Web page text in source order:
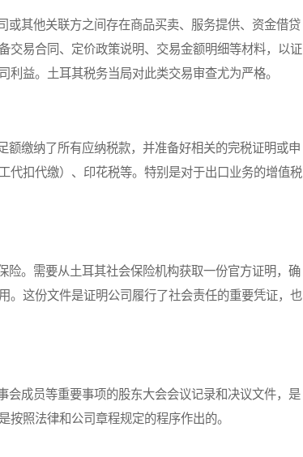
其他关联方之间存在商品买卖、服务提供、资金借贷
交易合同、定价政策说明、交易金额明细等材料，以证
益。土耳其税务当局对此类交易审查尤为严格。
缴纳了所有应纳税款，并准备好相关的完税证明或申
代扣代缴）、印花税等。特别是对于出口业务的增值税
。需要从土耳其社会保险机构获取一份官方证明，确
。这份文件是证明公司履行了社会责任的重要凭证，也
成员等重要事项的股东大会会议记录和决议文件，是
照法律和公司章程规定的程序作出的。